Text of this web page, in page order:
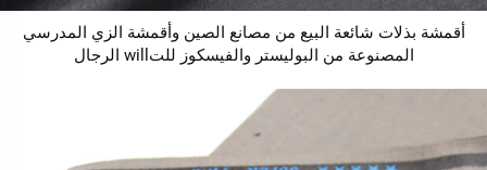
أقمشة بذلات شائعة البيع من مصانع الصين وأقمشة الزي المدرسي
المصنوعة من البوليستر والفيسكوز للتwill الرجال